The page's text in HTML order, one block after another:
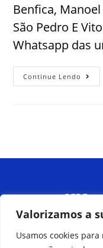
Valorizamos a
Usamos cookies
Benfica,
São Pedro E
Whatsapp das
Continue Lendo